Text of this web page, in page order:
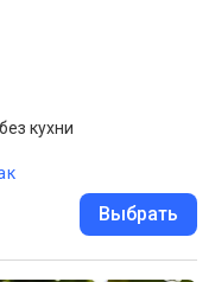
кухни
Выбрать